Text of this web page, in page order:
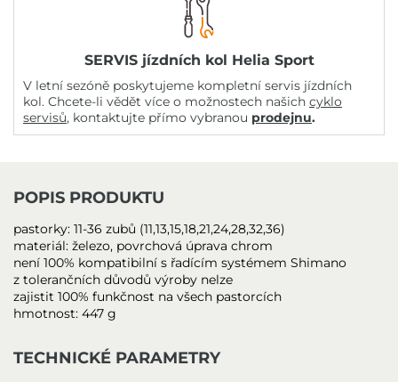
SERVIS jízdních kol Helia Sport
V letní sezóně poskytujeme kompletní servis jízdních
kol. Chcete-li vědět více o možnostech našich cyklo
servisů, kontaktujte přímo vybranou prodejnu.
POPIS PRODUKTU
pastorky: 11-36 zubů (11,13,15,18,21,24,28,32,36)
materiál: železo, povrchová úprava chrom
není 100% kompatibilní s řadícím systémem Shimano
z tolerančních důvodů výroby nelze
zajistit 100% funkčnost na všech pastorcích
hmotnost: 447 g
TECHNICKÉ PARAMETRY